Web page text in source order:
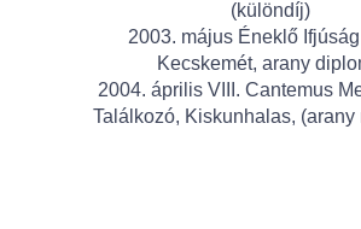
(különdíj)
2003. május Éneklő Ifjúság
Kecskemét, arany
2004. április VIII. Cantemus
Találkozó, Kiskunhalas, (arany